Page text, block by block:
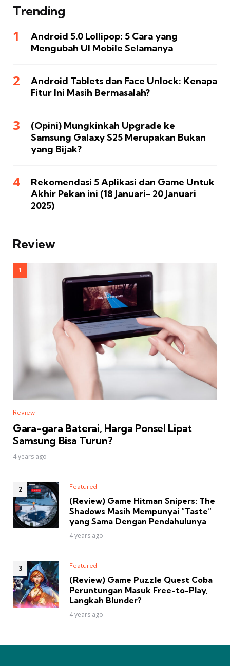
Trending
Android 5.0 Lollipop: 5 Cara yang
Mengubah UI Mobile Selamanya
Android Tablets dan Face Unlock: Kenapa
Fitur Ini Masih Bermasalah?
(Opini) Mungkinkah Upgrade ke
Samsung Galaxy S25 Merupakan Bukan
yang Bijak?
Rekomendasi 5 Aplikasi dan Game Untuk
Akhir Pekan ini (18 Januari- 20 Januari
2025)
Review
Review
Gara-gara Baterai, Harga Ponsel Lipat
Samsung Bisa Turun?
4 years ago
Featured
(Review) Game Hitman Snipers: The
Shadows Masih Mempunyai “Taste”
yang Sama Dengan Pendahulunya
4 years ago
Featured
(Review) Game Puzzle Quest Coba
Peruntungan Masuk Free-to-Play,
Langkah Blunder?
4 years ago